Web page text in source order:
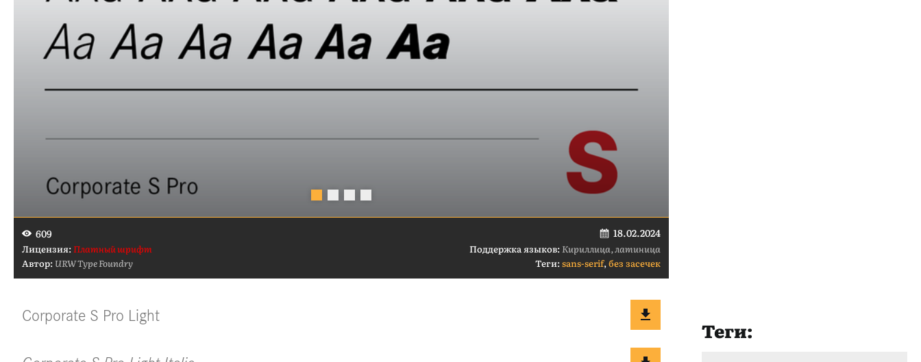
609 18.02.2024
Лицензия:Платный шрифт Поддержка языков:Кириллица, латиница
Автор: URW Type Foundry Теги:sans-serif,без засечек
Теги: